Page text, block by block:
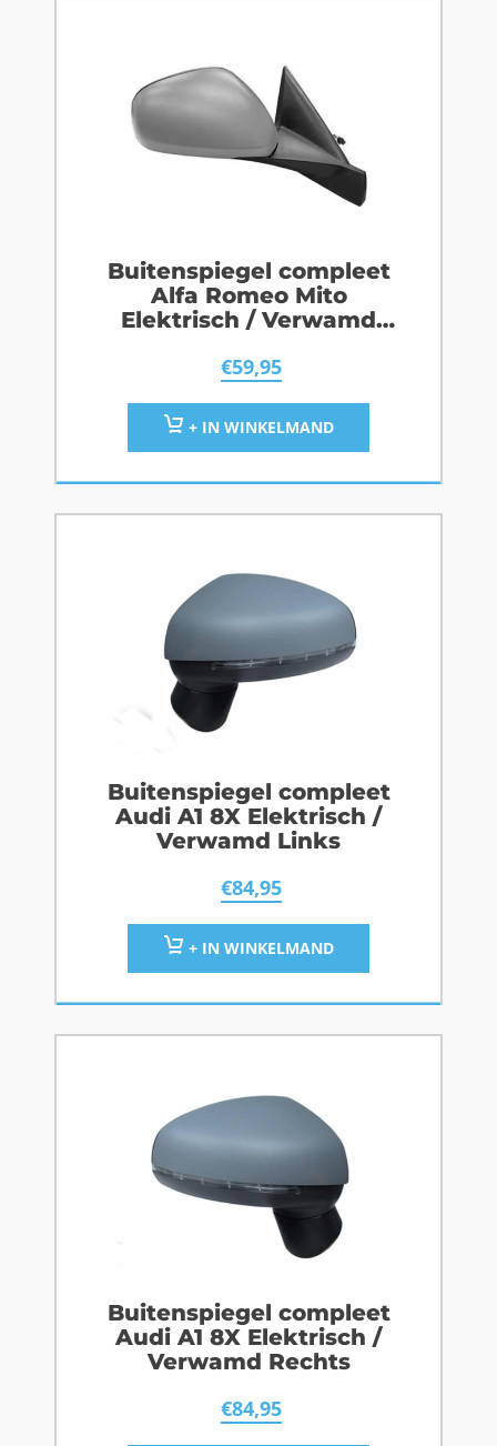
Buitenspiegel compleet
Alfa Romeo Mito
Elektrisch / Verwamd
€59,95
+ IN WINKELMAND
Buitenspiegel compleet
Audi A1 8X Elektrisch /
Verwamd Links
€84,95
+ IN WINKELMAND
Buitenspiegel compleet
Audi A1 8X Elektrisch /
Verwamd Rechts
€84,95